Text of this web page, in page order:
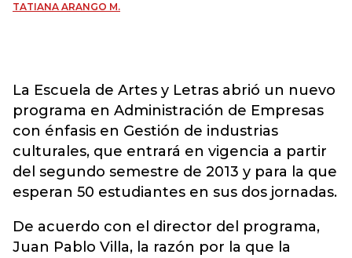
TATIANA ARANGO M.
La Escuela de Artes y Letras abrió un nuevo
programa en Administración de Empresas
con énfasis en Gestión de industrias
culturales, que entrará en vigencia a partir
del segundo semestre de 2013 y para la que
esperan 50 estudiantes en sus dos jornadas.
De acuerdo con el director del programa,
Juan Pablo Villa, la razón por la que la